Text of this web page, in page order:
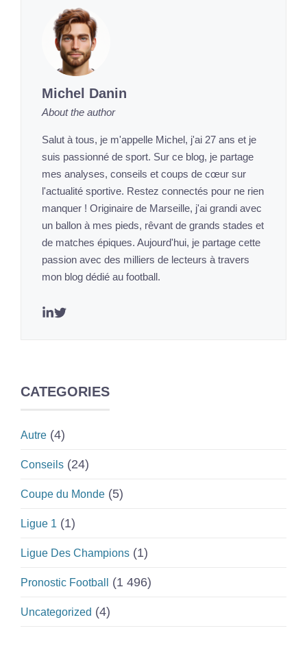
Michel Danin
About the author
Salut à tous, je m'appelle Michel, j'ai 27 ans et je
suis passionné de sport. Sur ce blog, je partage
mes analyses, conseils et coups de cœur sur
l'actualité sportive. Restez connectés pour ne rien
manquer ! Originaire de Marseille, j'ai grandi avec
un ballon à mes pieds, rêvant de grands stades et
de matches épiques. Aujourd'hui, je partage cette
passion avec des milliers de lecteurs à travers
mon blog dédié au football.
CATEGORIES
Autre (4)
Conseils (24)
Coupe du Monde (5)
Ligue 1 (1)
Ligue Des Champions (1)
Pronostic Football (1 496)
Uncategorized (4)